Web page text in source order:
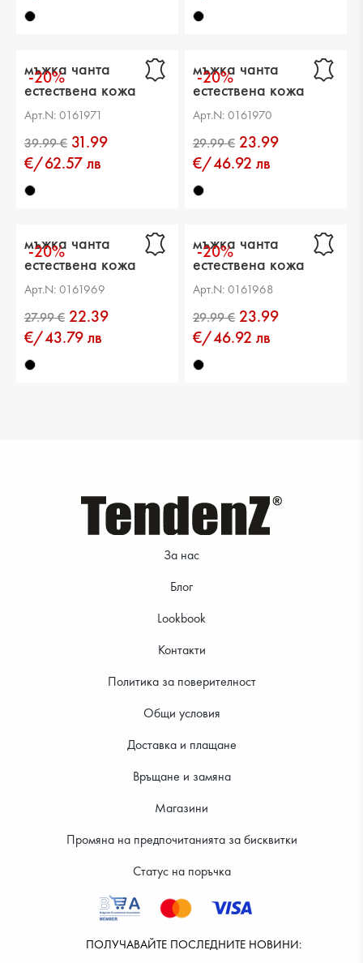
64.99 € 65.99 €
-20%
мъжка чанта
естествена кожа
черна
Арт.N: 0161971
31.99
€/62.57 лв
-20%
мъжка чанта
естествена кожа
черна
Арт.N: 0161970
23.99
€/46.92 лв
-20%
мъжка чанта
естествена кожа
черна
Арт.N: 0161969
22.39
€/43.79 лв
-20%
мъжка чанта
естествена кожа
черна
Арт.N: 0161968
23.99
€/46.92 лв
За нас
Блог
Lookbook
Контакти
Политика за поверителност
Общи условия
Доставка и плащане
Връщане и замяна
Магазини
Промяна на предпочитанията за бисквитки
Статус на поръчка
ПОЛУЧАВАЙТЕ ПОСЛЕДНИТЕ НОВИНИ: